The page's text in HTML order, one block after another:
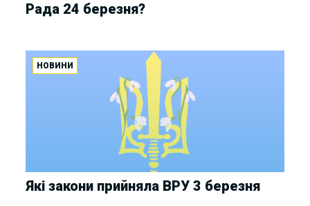
Рада 24 березня?
НОВИНИ
Які закони прийняла ВРУ 3 березня